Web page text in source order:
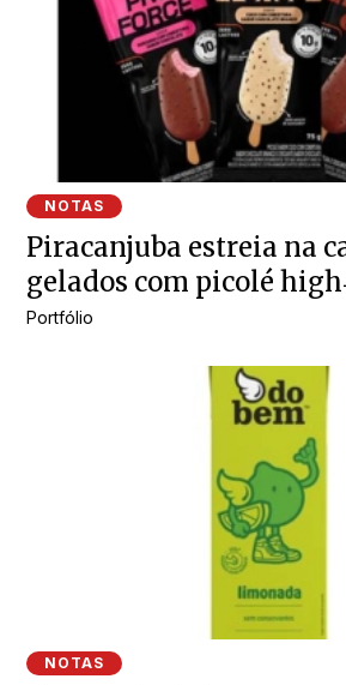
NOTAS
Piracanjuba estreia na
gelados com picolé
Portfólio
NOTAS